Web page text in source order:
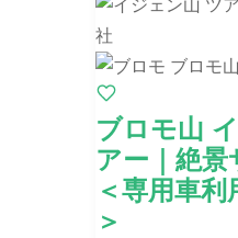
ブロモ山
アー｜絶
＜専用車
＞